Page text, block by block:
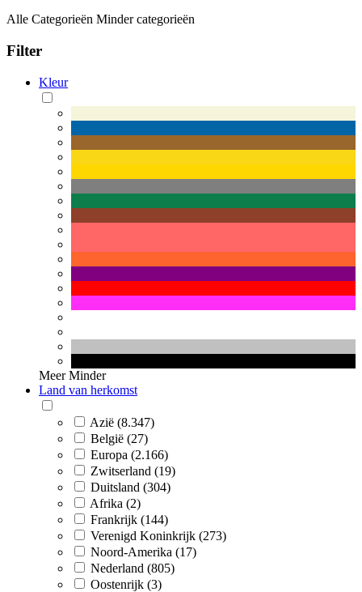
Alle Categorieën Minder categorieën
Filter
Kleur
Meer Minder
Land van herkomst
Azië (8.347)
België (27)
Europa (2.166)
Zwitserland (19)
Duitsland (304)
Afrika (2)
Frankrijk (144)
Verenigd Koninkrijk (273)
Noord-Amerika (17)
Nederland (805)
Oostenrijk (3)